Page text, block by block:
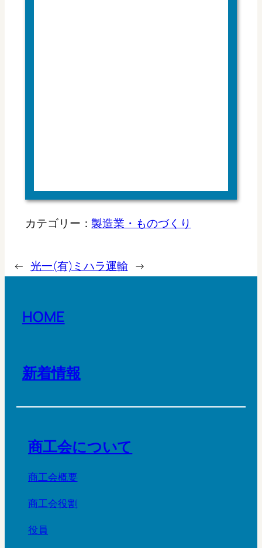
カテゴリー：製造業・ものづくり
← 光一(有)ミハラ運輸 →
HOME
新着情報
商工会について
商工会概要
商工会役割
役員